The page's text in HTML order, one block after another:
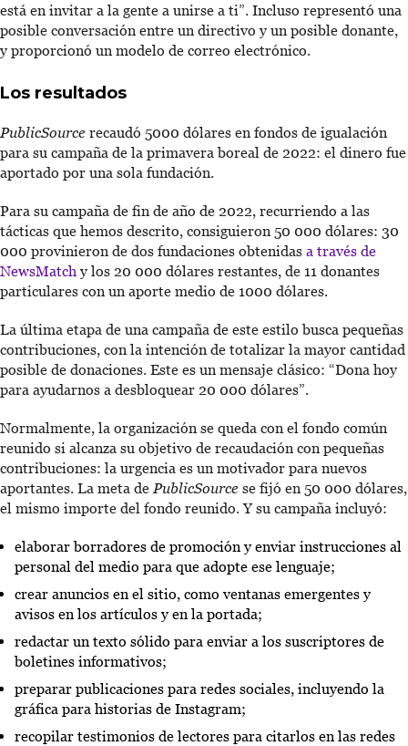
está en invitar a la gente a unirse a ti”. Incluso representó una
posible conversación entre un directivo y un posible donante,
y proporcionó un modelo de correo electrónico.
Los resultados
PublicSource recaudó 5000 dólares en fondos de igualación
para su campaña de la primavera boreal de 2022: el dinero fue
aportado por una sola fundación.
Para su campaña de fin de año de 2022, recurriendo a las
tácticas que hemos descrito, consiguieron 50 000 dólares: 30
000 provinieron de dos fundaciones obtenidas a través de
NewsMatchy los 20 000 dólares restantes, de 11 donantes
particulares con un aporte medio de 1000 dólares.
La última etapa de una campaña de este estilo busca pequeñas
contribuciones, con la intención de totalizar la mayor cantidad
posible de donaciones. Este es un mensaje clásico: “Dona hoy
para ayudarnos a desbloquear 20 000 dólares”.
Normalmente, la organización se queda con el fondo común
reunido si alcanza su objetivo de recaudación con pequeñas
contribuciones: la urgencia es un motivador para nuevos
aportantes. La meta dePublicSource se fijó en 50 000 dólares,
el mismo importe del fondo reunido. Y su campaña incluyó:
elaborar borradores de promoción y enviar instrucciones al
personal del medio para que adopte ese lenguaje;
crear anuncios en el sitio, como ventanas emergentes y
avisos en los artículos y en la portada;
redactar un texto sólido para enviar a los suscriptores de
boletines informativos;
preparar publicaciones para redes sociales, incluyendo la
gráfica para historias de Instagram;
recopilar testimonios de lectores para citarlos en las redes